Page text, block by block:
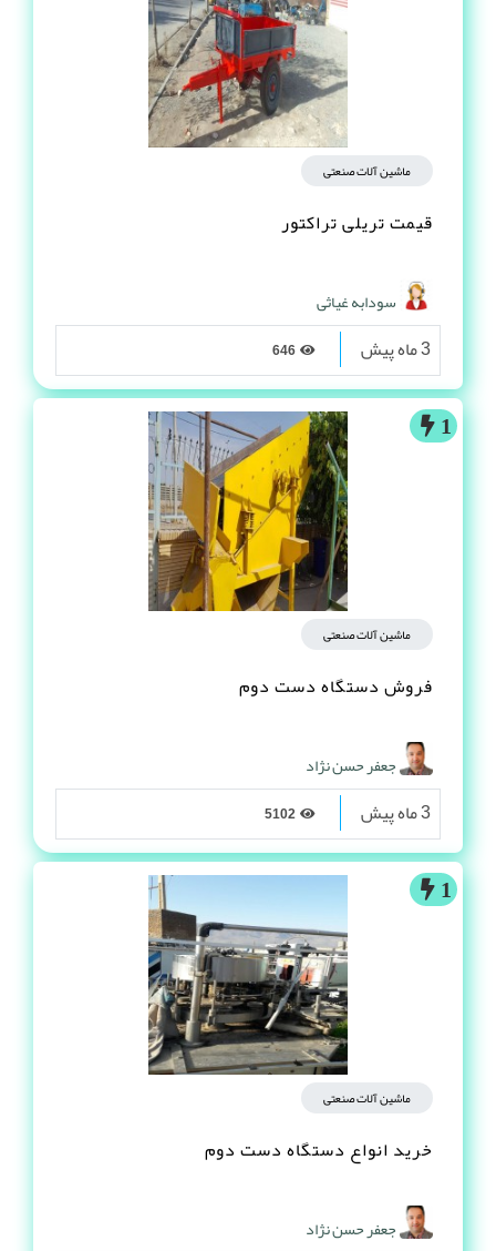
ماشین آلات صنعتی
قیمت تریلی تراکتور
سودابه غیاثی
3 ماه پیش
1
ماشین آلات صنعتی
فروش دستگاه دست دوم
جعفر حسن نژاد
3 ماه پیش
1
ماشین آلات صنعتی
خرید انواع دستگاه دست دوم
جعفر حسن نژاد